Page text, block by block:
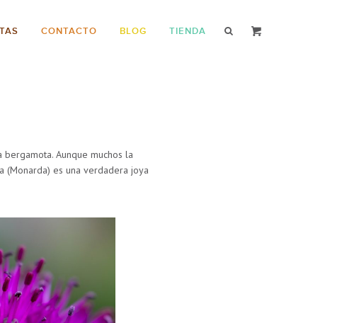
CONTACTO BLOG TIENDA
Aunque muchos la
(Monarda) es una verdadera joya